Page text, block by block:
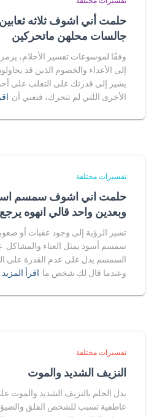
حلمت أني اشوف ثلاثه ثعابين
جالسات محلهن ماتحركين
وفقًا لموسوعات تفسير الأحلام، يرمز
إلى الأعداء والخصوم الذين قد
يشير إلى قدرتك على التغلب على أحد
الأخرى اللتي لم تتحرك، فتعني أن
تفسيرات مختلفة
حلمت اني اشوف سمسم
وبعدين واحد قالي انهوه
تشير الرؤية إلى وجود عقبات أو
سمسم أسود يمثل العناء
السمسم يدل على عدم القدرة على
وعندما قال لك شخص ما اقرأ المزيد…
تفسيرات مختلفة
النزيف الشديد والموت
يدل الحلم بالنزيف الشديد
عاطفية تسبب للشخص القلق